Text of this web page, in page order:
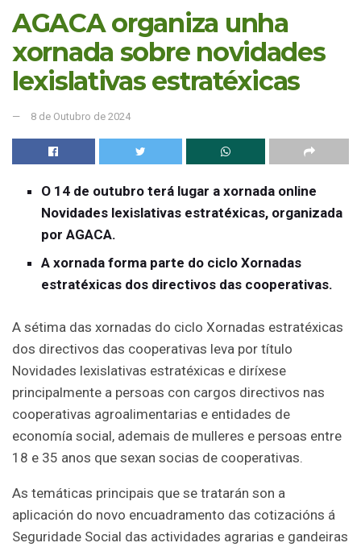
AGACA organiza unha
xornada sobre novidades
lexislativas estratéxicas
8 de Outubro de 2024
O 14 de outubro terá lugar a xornada online
Novidades lexislativas estratéxicas, organizada
por AGACA.
A xornada forma parte do ciclo Xornadas
estratéxicas dos directivos das cooperativas.
A sétima das xornadas do ciclo Xornadas estratéxicas
dos directivos das cooperativas leva por título
Novidades lexislativas estratéxicas e diríxese
principalmente a persoas con cargos directivos nas
cooperativas agroalimentarias e entidades de
economía social, ademais de mulleres e persoas entre
18 e 35 anos que sexan socias de cooperativas.
As temáticas principais que se tratarán son a
aplicación do novo encuadramento das cotizacións á
Seguridade Social das actividades agrarias e gandeiras